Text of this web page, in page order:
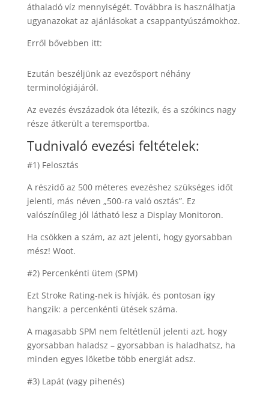
áthaladó víz mennyiségét. Továbbra is használhatja
ugyanazokat az ajánlásokat a csappantyúszámokhoz.
Erről bővebben itt:
Ezután beszéljünk az evezősport néhány
terminológiájáról.
Az evezés évszázadok óta létezik, és a szókincs nagy
része átkerült a teremsportba.
Tudnivaló evezési feltételek:
#1) Felosztás
A részidő az 500 méteres evezéshez szükséges időt
jelenti, más néven „500-ra való osztás”. Ez
valószínűleg jól látható lesz a Display Monitoron.
Ha csökken a szám, az azt jelenti, hogy gyorsabban
mész! Woot.
#2) Percenkénti ütem (SPM)
Ezt Stroke Rating-nek is hívják, és pontosan így
hangzik: a percenkénti ütések száma.
A magasabb SPM nem feltétlenül jelenti azt, hogy
gyorsabban haladsz – gyorsabban is haladhatsz, ha
minden egyes löketbe több energiát adsz.
#3) Lapát (vagy pihenés)